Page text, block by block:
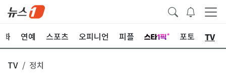
화 연예 스포츠 오피니언 피플 포토 TV
TV 정치